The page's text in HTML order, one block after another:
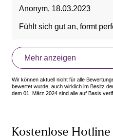
Anonym, 18.03.2023
Fühlt sich gut an, formt
Mehr anzeigen
Wir können aktuell nicht für alle
bewertet wurde, auch wirklich im Besitz
dem 01. März 2024 sind alle auf Basis
Kostenlose Hotline